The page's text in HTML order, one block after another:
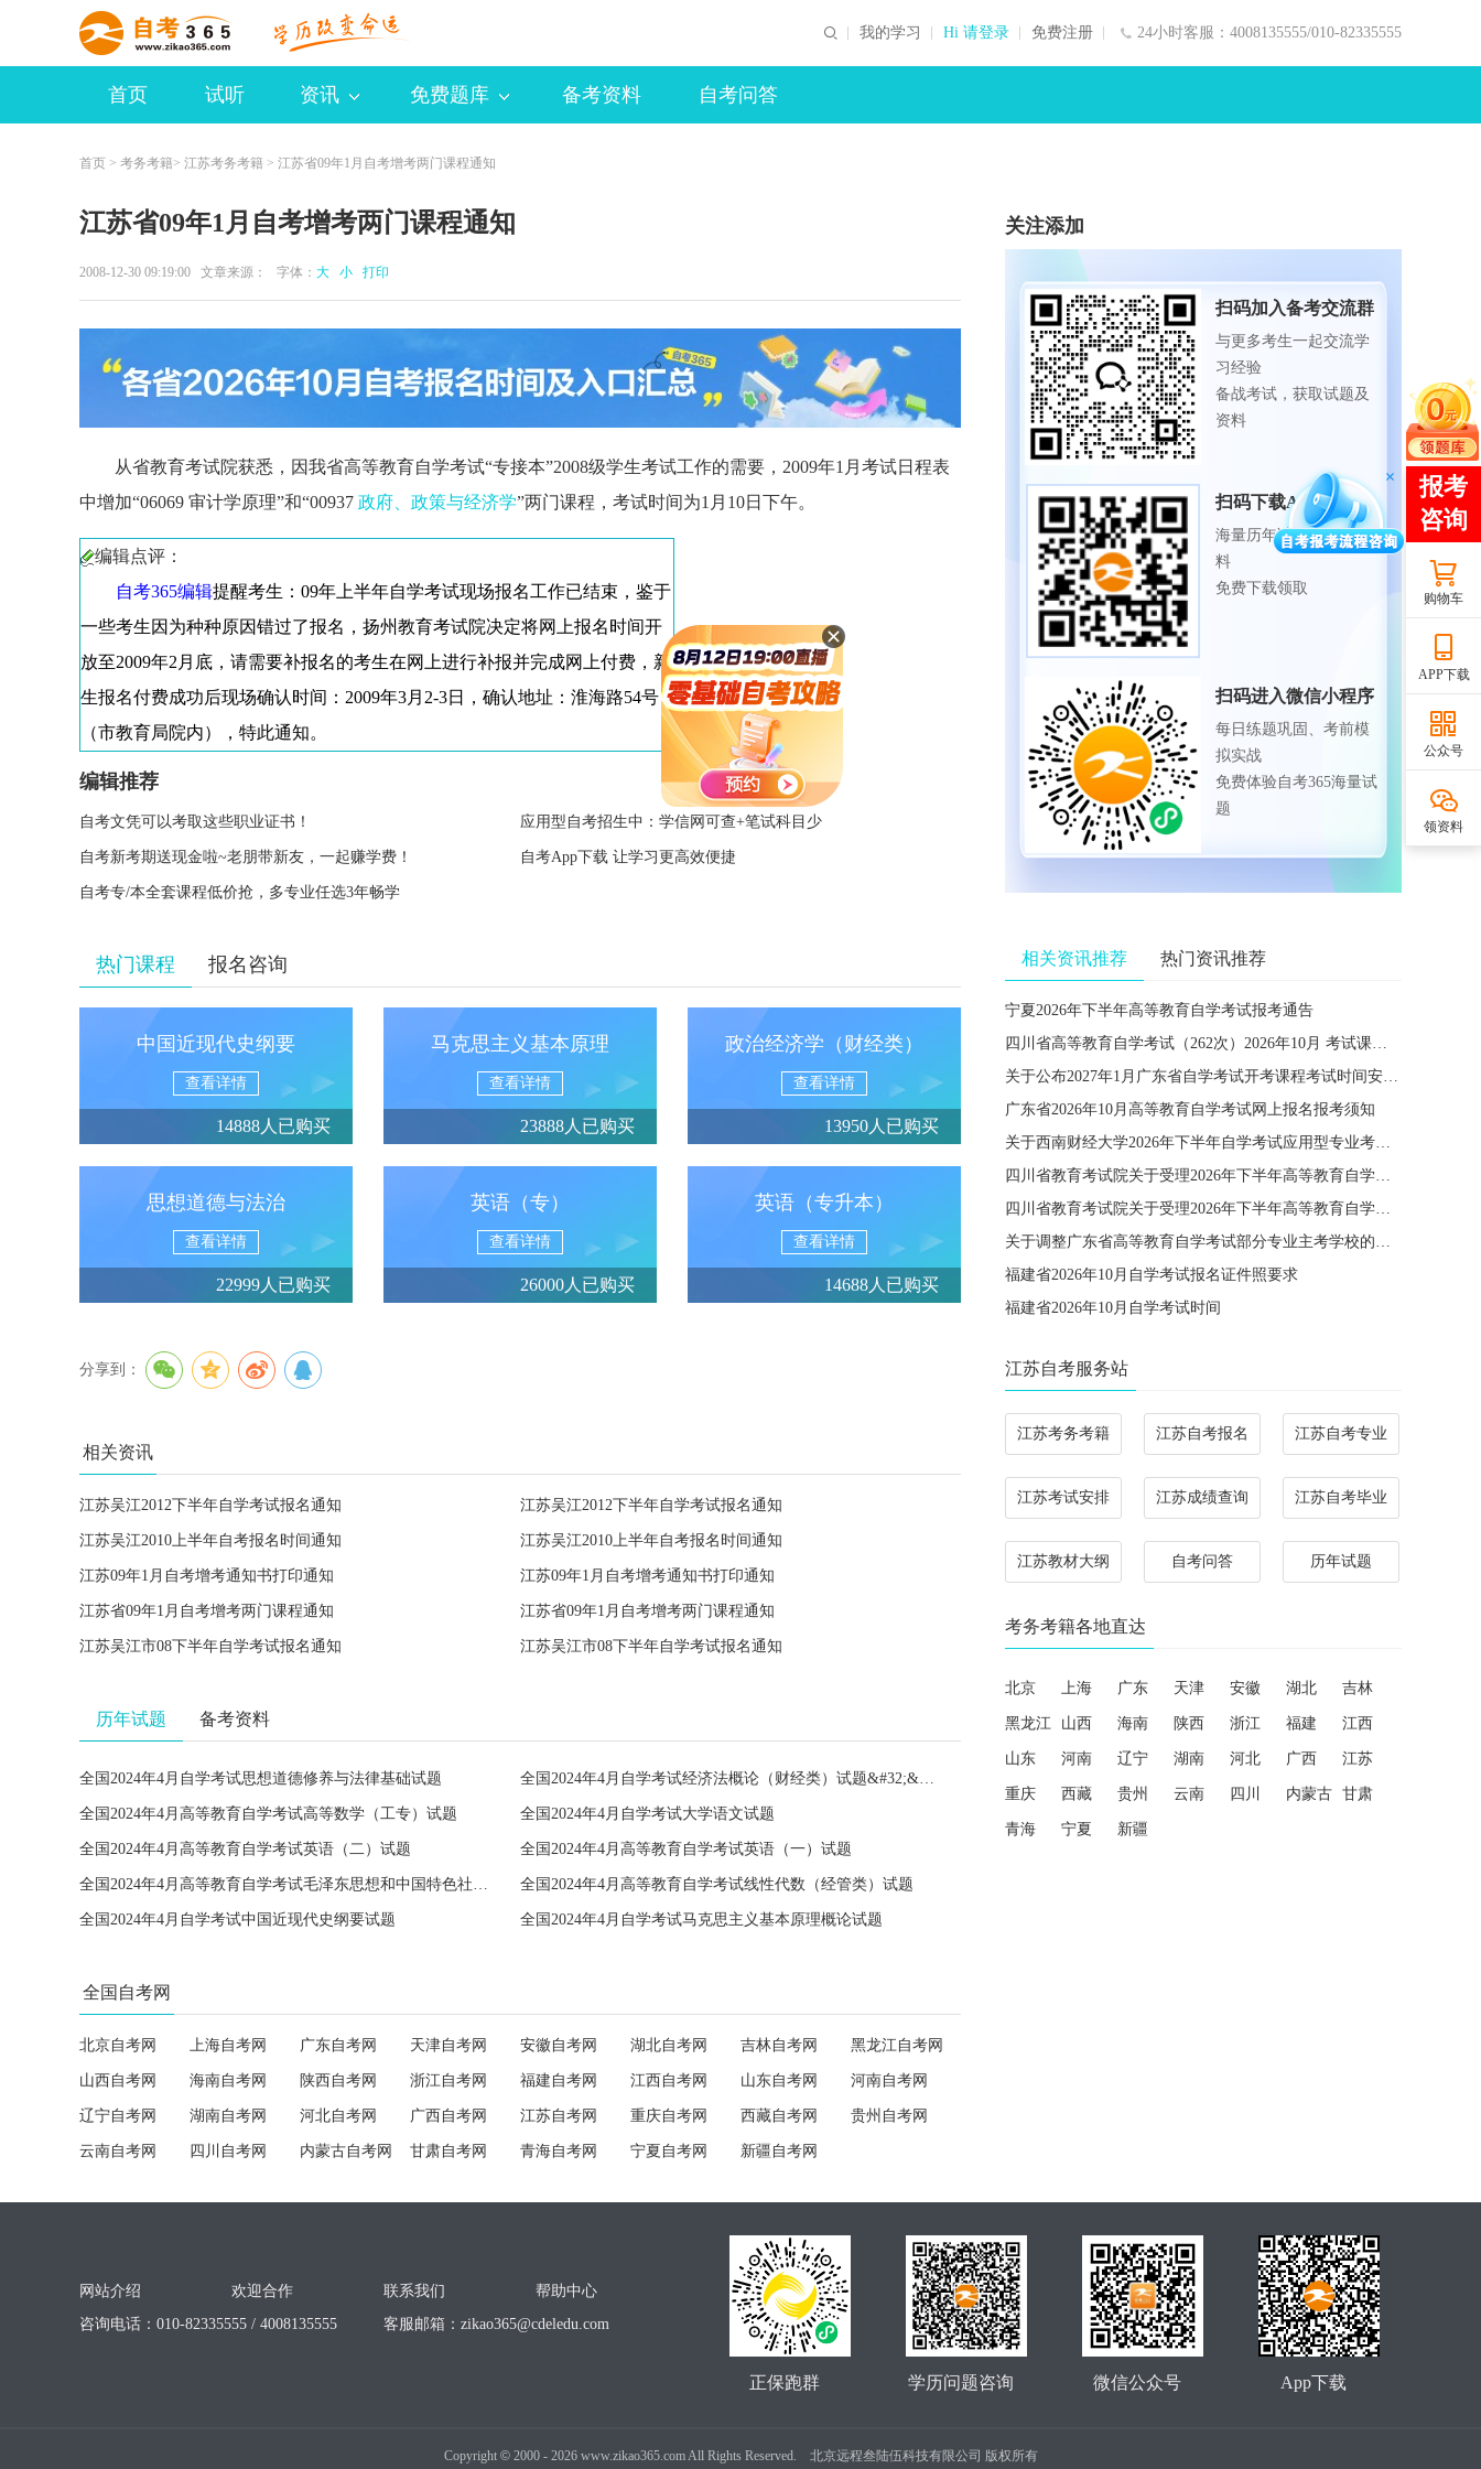
24小时客服：4008135555/010-82335555
我的学习 Hi 请登录 免费注册
首页 试听 资讯 免费题库 备考资料 自考问答
首页 > 考务考籍> 江苏考务考籍 > 江苏省09年1月自考增考两门课程通知
江苏省09年1月自考增考两门课程通知
2008-12-30 09:19:00 文章来源： 字体： 大 小 打印
从省教育考试院获悉，因我省高等教育自学考试“专接本”2008级学生考试工作的需要，2009年1月考试日程表
中增加“06069 审计学原理”和“00937 政府、政策与经济学”两门课程，考试时间为1月10日下午。
编辑点评：
自考365编辑提醒考生：09年上半年自学考试现场报名工作已结束，鉴于
一些考生因为种种原因错过了报名，扬州教育考试院决定将网上报名时间开
放至2009年2月底，请需要补报名的考生在网上进行补报并完成网上付费，新
生报名付费成功后现场确认时间：2009年3月2-3日，确认地址：淮海路54号
（市教育局院内），特此通知。
编辑推荐
自考文凭可以考取这些职业证书！ 应用型自考招生中：学信网可查+笔试科目少
自考新考期送现金啦~老朋带新友，一起赚学费！ 自考App下载 让学习更高效便捷
自考专/本全套课程低价抢，多专业任选3年畅学
热门课程 报名咨询
中国近现代史纲要
查看详情
14888人已购买
马克思主义基本原理
查看详情
23888人已购买
政治经济学（财经类）
查看详情
13950人已购买
思想道德与法治
查看详情
22999人已购买
英语（专）
查看详情
26000人已购买
英语（专升本）
查看详情
14688人已购买
分享到：
相关资讯
江苏吴江2012下半年自学考试报名通知 江苏吴江2012下半年自学考试报名通知
江苏吴江2010上半年自考报名时间通知 江苏吴江2010上半年自考报名时间通知
江苏09年1月自考增考通知书打印通知 江苏09年1月自考增考通知书打印通知
江苏省09年1月自考增考两门课程通知 江苏省09年1月自考增考两门课程通知
江苏吴江市08下半年自学考试报名通知 江苏吴江市08下半年自学考试报名通知
历年试题 备考资料
全国2024年4月自学考试思想道德修养与法律基础试题 全国2024年4月自学考试经济法概论（财经类）试题&#32;&#32;
全国2024年4月高等教育自学考试高等数学（工专）试题 全国2024年4月自学考试大学语文试题
全国2024年4月高等教育自学考试英语（二）试题 全国2024年4月高等教育自学考试英语（一）试题
全国2024年4月高等教育自学考试毛泽东思想和中国特色社会主义理论体系概论试题 全国2024年4月高等教育自学考试线性代数（经管类）试题
全国2024年4月自学考试中国近现代史纲要试题 全国2024年4月自学考试马克思主义基本原理概论试题
全国自考网
北京自考网 上海自考网 广东自考网 天津自考网 安徽自考网 湖北自考网 吉林自考网 黑龙江自考网
山西自考网 海南自考网 陕西自考网 浙江自考网 福建自考网 江西自考网 山东自考网 河南自考网
辽宁自考网 湖南自考网 河北自考网 广西自考网 江苏自考网 重庆自考网 西藏自考网 贵州自考网
云南自考网 四川自考网 内蒙古自考网 甘肃自考网 青海自考网 宁夏自考网 新疆自考网
关注添加
扫码加入备考交流群
与更多考生一起交流学
习经验
备战考试，获取试题及
资料
扫码下载APP
海量历年试题、备考资
料
免费下载领取
扫码进入微信小程序
每日练题巩固、考前模
拟实战
免费体验自考365海量试
题
相关资讯推荐 热门资讯推荐
宁夏2026年下半年高等教育自学考试报考通告
四川省高等教育自学考试（262次）2026年10月 考试课程简表
关于公布2027年1月广东省自学考试开考课程考试时间安排和使用教材的通知
广东省2026年10月高等教育自学考试网上报名报考须知
关于西南财经大学2026年下半年自学考试应用型专业考籍更改办理的通知
四川省教育考试院关于受理2026年下半年高等教育自学考试省际转考申请的通告
四川省教育考试院关于受理2026年下半年高等教育自学考试考籍更改申请的通告
关于调整广东省高等教育自学考试部分专业主考学校的通知
福建省2026年10月自学考试报名证件照要求
福建省2026年10月自学考试时间
江苏自考服务站
江苏考务考籍 江苏自考报名 江苏自考专业
江苏考试安排 江苏成绩查询 江苏自考毕业
江苏教材大纲 自考问答 历年试题
考务考籍各地直达
北京 上海 广东 天津 安徽 湖北 吉林
黑龙江 山西 海南 陕西 浙江 福建 江西
山东 河南 辽宁 湖南 河北 广西 江苏
重庆 西藏 贵州 云南 四川 内蒙古 甘肃
青海 宁夏 新疆
购物车
APP下载
公众号
领资料
网站介绍 欢迎合作 联系我们
帮助中心
咨询电话：010-82335555 / 4008135555
客服邮箱： zikao365@cdeledu.com
App下载
微信公众号
学历问题咨询
正保跑群
Copyright ©2000 - 2026www.zikao365.com All Rights Reserved. 北京远程叁陆伍科技有限公司 版权所有